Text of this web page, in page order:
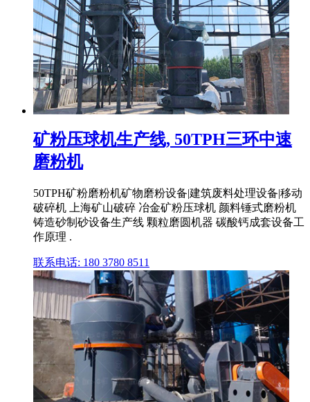
矿粉压球机生产线, 50TPH三环中速
磨粉机
50TPH矿粉磨粉机矿物磨粉设备|建筑废料处理设备|移动
破碎机 上海矿山破碎 冶金矿粉压球机 颜料锤式磨粉机
铸造砂制砂设备生产线 颗粒磨圆机器 碳酸钙成套设备工
作原理 .
联系电话: 180 3780 8511